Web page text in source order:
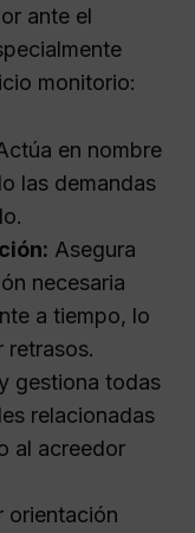
ante el
monitorio:
en nombre
las demandas
Asegura
necesaria
a tiempo, lo
retrasos.
gestiona todas
relacionadas
al acreedor
orientación